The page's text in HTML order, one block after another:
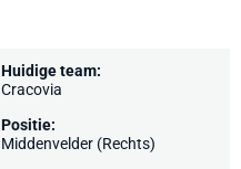
Huidige team:
Cracovia
Positie:
Middenvelder (Rechts)